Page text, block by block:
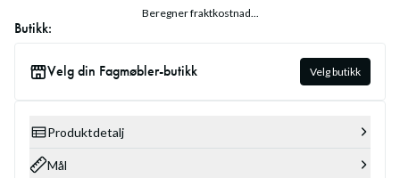
Beregner fraktkostnad...
Butikk:
Velg din Fagmøbler-butikk Velg butikk
Produktdetalj
Mål